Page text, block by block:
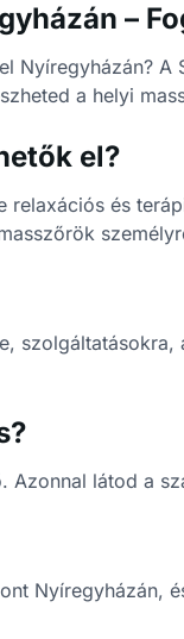
–
Nyíregyházán?
a helyi
el?
relaxációs és
Azonnal látod a
Nyíregyházán,